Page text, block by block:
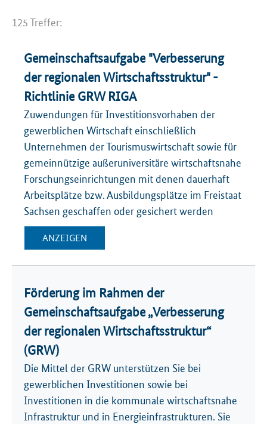
125 Treffer:
Gemeinschaftsaufgabe "Verbesserung
der regionalen Wirtschaftsstruktur" -
Richtlinie GRW RIGA
Zuwendungen für Investitionsvorhaben der
gewerblichen Wirtschaft einschließlich
Unternehmen der Tourismuswirtschaft sowie für
gemeinnützige außeruniversitäre wirtschaftsnahe
Forschungseinrichtungen mit denen dauerhaft
Arbeitsplätze bzw. Ausbildungsplätze im Freistaat
Sachsen geschaffen oder gesichert werden
ANZEIGEN
Förderung im Rahmen der
Gemeinschaftsaufgabe „Verbesserung
der regionalen Wirtschaftsstruktur“
(GRW)
Die Mittel der GRW unterstützen Sie bei
gewerblichen Investitionen sowie bei
Investitionen in die kommunale wirtschaftsnahe
Infrastruktur und in Energieinfrastrukturen. Sie